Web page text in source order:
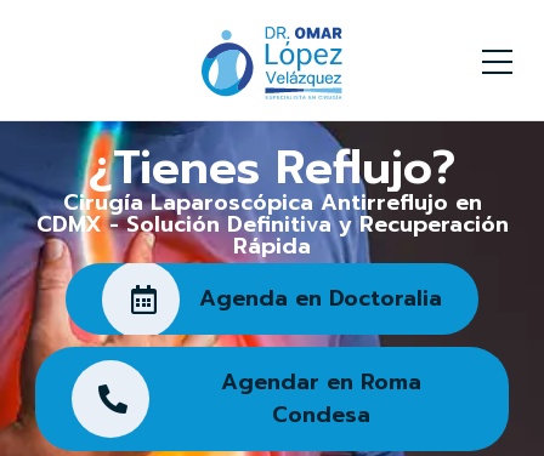
¿Tienes Reflujo?
Cirugía Laparoscópica Antirreflujo en
CDMX - Solución Definitiva y Recuperación
Rápida
Agenda en Doctoralia
Agendar en Roma
Condesa